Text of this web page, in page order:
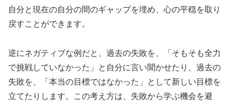
自分と現在の自分の間のギャップを埋め、心の平穏を取り
戻すことができます。
逆にネガティブな例だと、過去の失敗を、「そもそも全力
で挑戦していなかった」と自分に言い聞かせたり、過去の
失敗を、「本当の目標ではなかった」として新しい目標を
立てたりします。この考え方は、失敗から学ぶ機会を避